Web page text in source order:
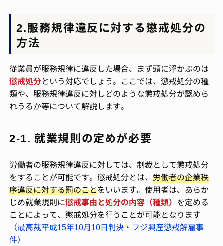
2.服務規律違反に対する懲戒処分の
方法
従業員が服務規律に違反した場合、まず頭に浮かぶのは
懲戒処分という対応でしょう。ここでは、懲戒処分の種
類や、服務規律違反に対しどのような懲戒処分が認めら
れうるか等について解説します。
2-1. 就業規則の定めが必要
労働者の服務規律違反に対しては、制裁として懲戒処分
をすることが可能です。懲戒処分とは、労働者の企業秩
序違反に対する罰のことをいいます。使用者は、あらか
じめ就業規則に懲戒事由と処分の内容（種類） を定める
ことによって、懲戒処分を行うことが可能となります
（最高裁平成15年10月10日判決・フジ興産懲戒解雇事
件）